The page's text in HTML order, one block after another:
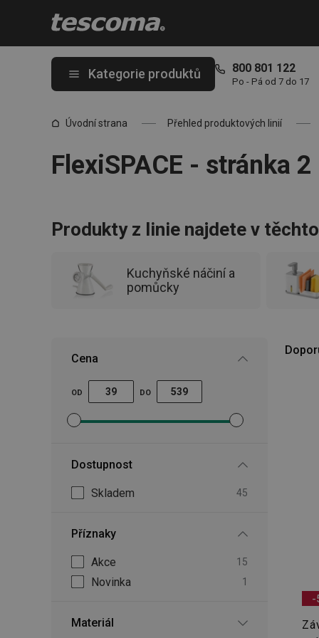
Kategorie produktů 800 801 122
Po - Pá od 7 do 17
Úvodní strana Přehled produktových linií
FlexiSPACE - stránka 2
Produkty z linie najdete v
Kuchyňské náčiní a
pomůcky
Cena
OD DO
Nastavit filtr minimální cena
Nastavit filtr maximální cena
Dostupnost
Skladem 45
Příznaky
Akce 15
Novinka 1
Materiál
-